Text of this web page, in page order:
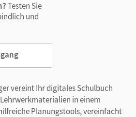
Testen Sie
und
vereint Ihr digitales Schulbuch
in einem
Planungstools, vereinfacht